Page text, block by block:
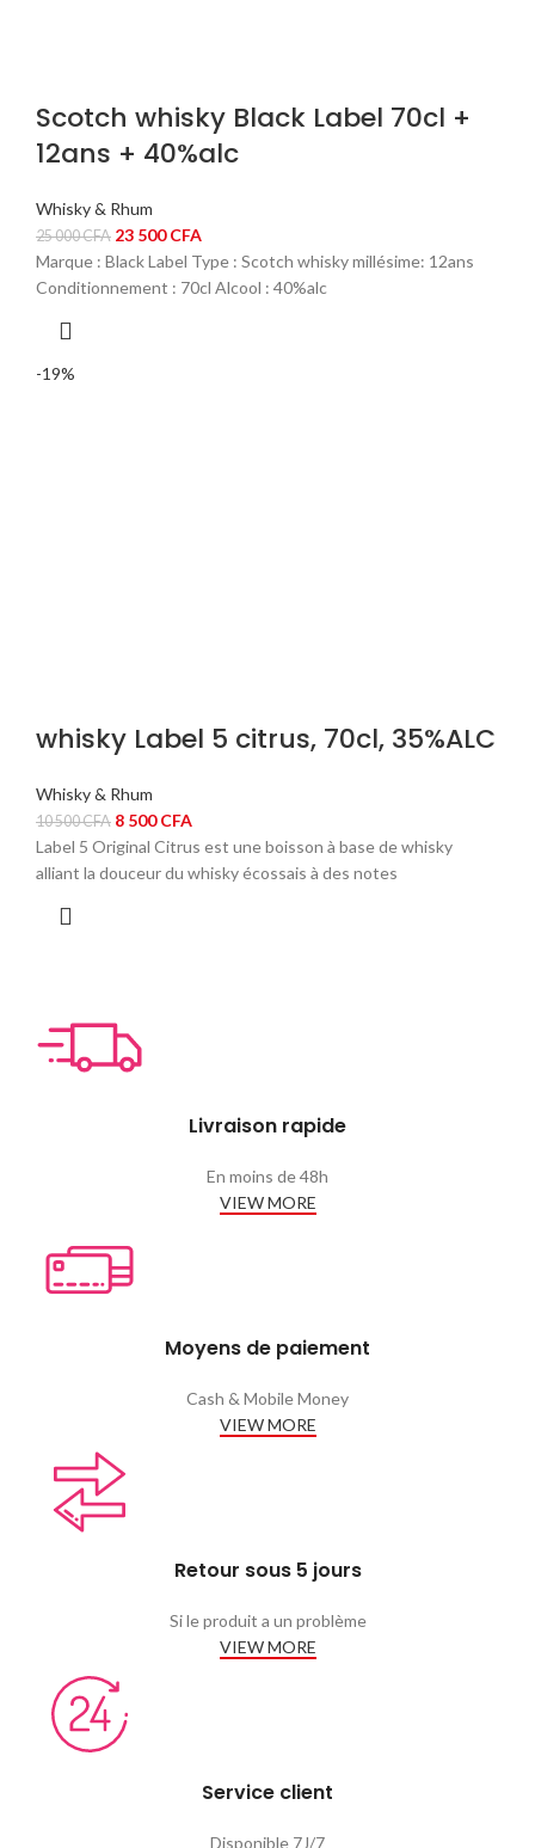
Scotch whisky Black Label 70cl +
12ans + 40%alc
Whisky & Rhum
25 000CFA Le
prix
initial
23 500CFALe
prix
actuel
Marque : Black Label Type : Scotch whisky millésime: 12ans
Conditionnement : 70cl Alcool : 40%alc
-19%
whisky Label 5 citrus, 70cl, 35%ALC
Whisky & Rhum
10 500CFA Le
prix
initial
8 500CFALe
prix
actuel
Label 5 Original Citrus est une boisson à base de whisky
alliant la douceur du whisky écossais à des notes
Livraison rapide
En moins de 48h
VIEW MORE
Moyens de paiement
Cash & Mobile Money
VIEW MORE
Retour sous 5 jours
Si le produit a un problème
VIEW MORE
Service client
Disponible 7J/7